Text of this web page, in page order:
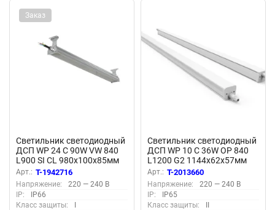
Заказ
Светильник светодиодный
ДСП WP 24 C 90W VW 840
L900 SI CL 980х100х85мм
90Вт 4000К IP66
пылевлагозащ. Русский
Свет 27072423915
Арт.: T-1942716
Напряжение:
220 — 240 В
IP:
IP66
Класс защиты:
I
Светильник светодиодный
ДСП WP 10 C 36W OP 840
L1200 G2 1144х62х57мм
36Вт 4000К IP65 бел.
Русский Свет 27071025244
Арт.: T-2013660
Напряжение:
220 — 240 В
IP:
IP65
Класс защиты:
II